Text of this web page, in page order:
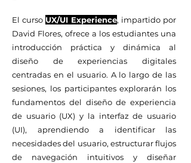
El curso UX/UI Experience, impartido por
David Flores, ofrece a los estudiantes una
introducción práctica y dinámica al
diseño de experiencias digitales
centradas en el usuario. A lo largo de las
sesiones, los participantes explorarán los
fundamentos del diseño de experiencia
de usuario (UX) y la interfaz de usuario
(UI), aprendiendo a identificar las
necesidades del usuario, estructurar flujos
de navegación intuitivos y diseñar